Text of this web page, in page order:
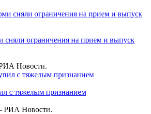
сняли ограничения на прием и выпуск
Новости.
с тяжелым признанием
Новости.